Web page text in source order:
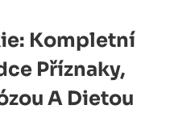
Kompletní
Příznaky,
A Dietou